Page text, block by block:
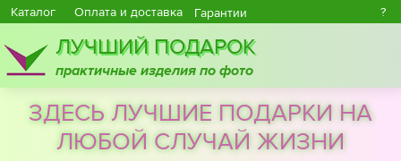
Каталог Оплата и доставка Гарантии ?
ЛУЧШИЙ ПОДАРОК
практичные изделия по фото
ЗДЕСЬ ЛУЧШИЕ ПОДАРКИ НА
ЛЮБОЙ СЛУЧАЙ ЖИЗНИ